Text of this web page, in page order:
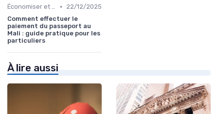
Économiser et Réduire les Dépenses •
22/12/2025
Comment effectuer le
paiement du passeport au
Mali : guide pratique pour les
particuliers
À lire aussi